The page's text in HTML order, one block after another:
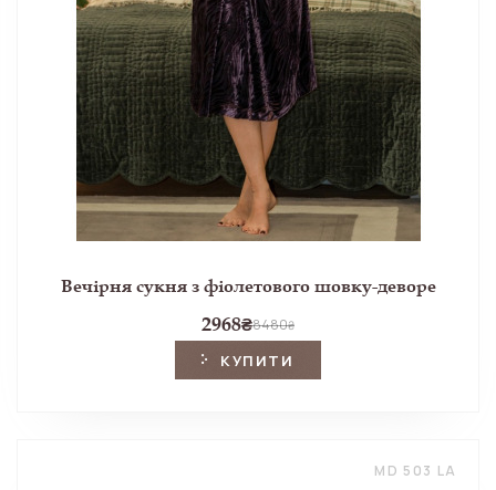
Вечірня сукня з фіолетового шовку-деворе
2968₴8480₴
КУПИТИ
MD 503 LA